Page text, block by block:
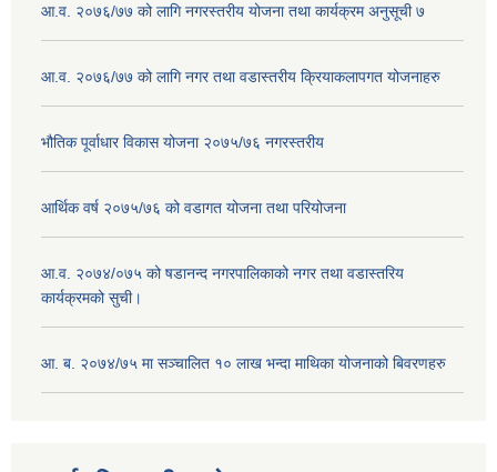
आ.व. २०७६/७७ को लागि नगरस्तरीय योजना तथा कार्यक्रम अनुसूची ७
आ.व. २०७६/७७ को लागि नगर तथा वडास्तरीय क्रियाकलापगत योजनाहरु
भौतिक पूर्वाधार विकास योजना २०७५/७६ नगरस्तरीय
आर्थिक वर्ष २०७५/७६ को वडागत योजना तथा परियोजना
आ.व. २०७४/०७५ को षडानन्द नगरपालिकाको नगर तथा वडास्तरिय
कार्यक्रमको सुची।
आ. ब. २०७४/७५ मा सञ्चालित १० लाख भन्दा माथिका योजनाको बिवरणहरु